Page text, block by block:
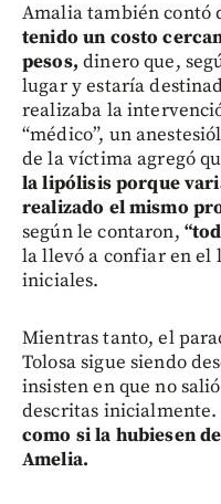
Amalia también
tenido un costo
pesos, dinero que,
lugar y estaría
realizaba la
“médico”, un
de la víctima agregó
la lipólisis porque
realizado el mismo
según le contaron,
la llevó a confiar en el
iniciales.
Mientras tanto, el
Tolosa sigue siendo
insisten en que no
descritas inicialmente.
como si la hubiesen
Amelia.